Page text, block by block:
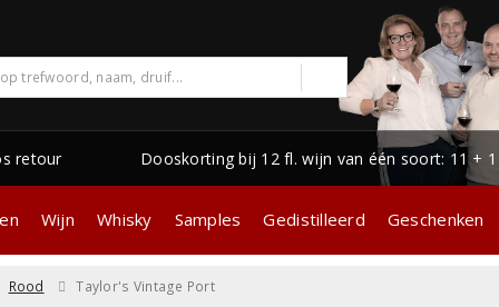
retour Dooskorting bij 12 fl. wijn van één soort: 11 + 1
Wijn Whisky Samples Gedistilleerd Geschenken
Rood Taylor's Vintage Port